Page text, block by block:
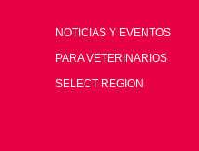
NOTICIAS Y EVENTOS
PARA VETERINARIOS
SELECT REGION